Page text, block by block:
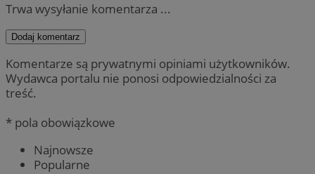
Trwa wysyłanie komentarza ...
Dodaj komentarz
Komentarze są prywatnymi opiniami użytkowników.
Wydawca portalu nie ponosi odpowiedzialności za
treść.
* pola obowiązkowe
Najnowsze
Popularne